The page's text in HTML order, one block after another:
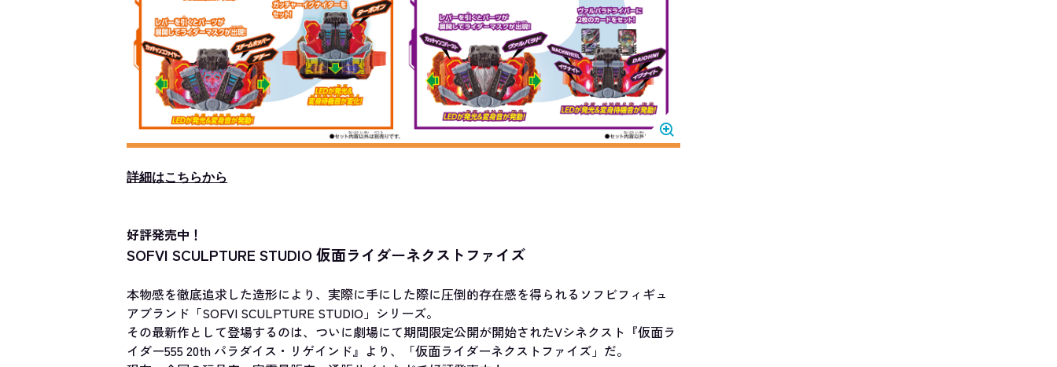
詳細はこちらから
好評発売中！
SOFVI SCULPTURE STUDIO 仮面ライダーネクストファイズ
本物感を徹底追求した造形により、実際に手にした際に圧倒的存在感を得られるソフビフィギュ
アブランド「SOFVI SCULPTURE STUDIO」シリーズ。
その最新作として登場するのは、ついに劇場にて期間限定公開が開始されたVシネクスト『仮面ラ
イダー555 20th パラダイス・リゲインド』より、「仮面ライダーネクストファイズ」だ。